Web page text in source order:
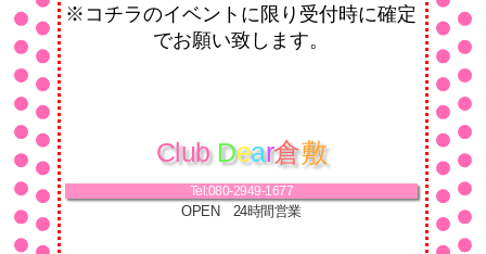
※コチラのイベントに限り受付時に確定
でお願い致します。
Club Dear倉敷
Tel:080-2949-1677
OPEN 24時間営業